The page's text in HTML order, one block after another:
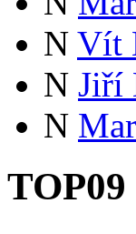
N Vít
N Jiří
N
TOP09